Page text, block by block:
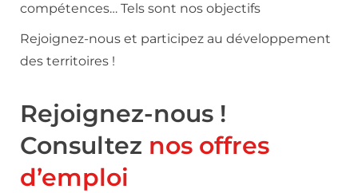
compétences… Tels sont nos objectifs
Rejoignez-nous et participez au développement
des territoires !
Rejoignez-nous !
Consultez nos offres
d’emploi